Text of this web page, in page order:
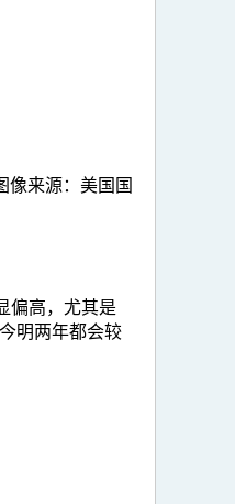
像来源：美国国
偏高，尤其是
明两年都会较